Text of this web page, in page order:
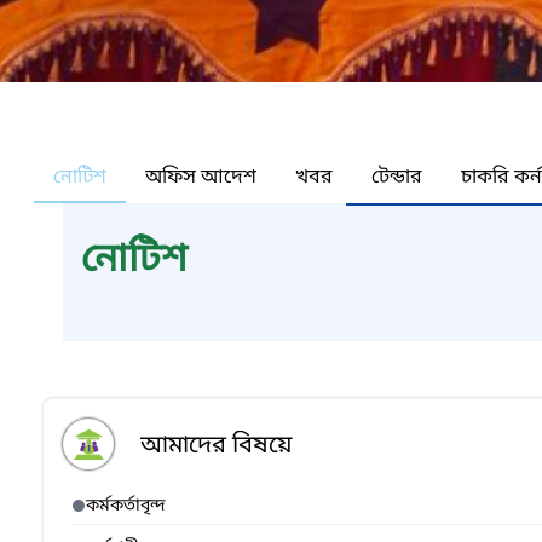
নোটিশ অফিস আদেশ খবর টেন্ডার চাকরি
নোটিশ
আমাদের বিষয়ে
কর্মকর্তাবৃন্দ